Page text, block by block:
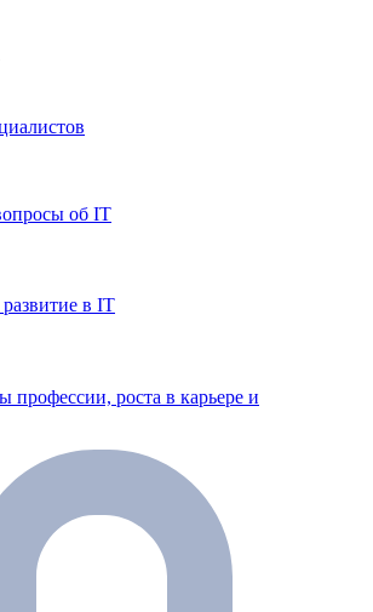
об IT
в IT
профессии, роста в карьере и